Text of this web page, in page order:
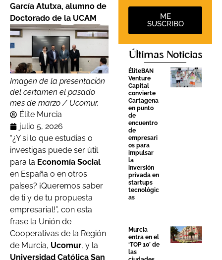
García Atutxa, alumno de
Doctorado de la UCAM
Imagen de la presentación
del certamen el pasado
mes de marzo / Ucomur.
Élite Murcia
julio 5, 2026
“¿Y si lo que estudias o
investigas puede ser útil
para la Economía Social
en España o en otros
países? ¡Queremos saber
de ti y de tu propuesta
empresarial!”, con esta
frase la Unión de
Cooperativas de la Región
de Murcia, Ucomur, y la
Universidad Católica San
ME
SUSCRIBO
Últimas Noticias
ÉliteBAN
Venture
Capital
convierte
Cartagena
en punto
de
encuentro
de
empresari
os para
impulsar
la
inversión
privada en
startups
tecnológic
as
Murcia
entra en el
‘TOP 10’ de
las